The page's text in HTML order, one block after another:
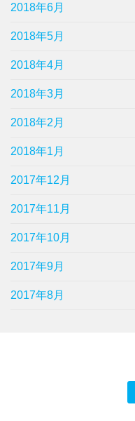
2018年6月
2018年5月
2018年4月
2018年3月
2018年2月
2018年1月
2017年12月
2017年11月
2017年10月
2017年9月
2017年8月